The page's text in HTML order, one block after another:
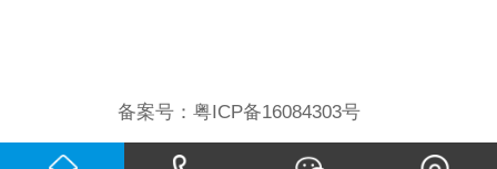
备案号： 粤ICP备16084303号